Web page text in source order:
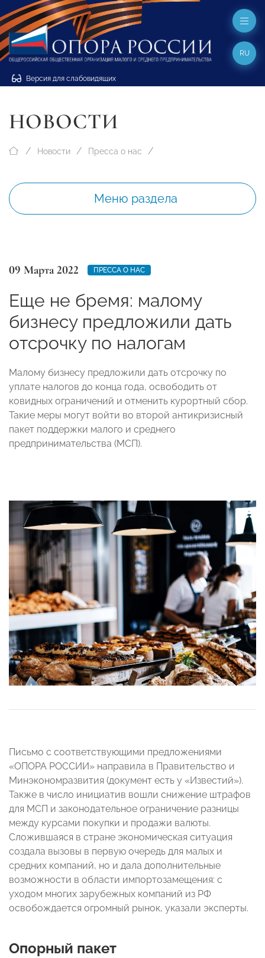
Версия для слабовидящих
RU
НОВОСТИ
Новости Пресса о нас
Меню раздела
09 Марта 2022 ПРЕССА О НАС
Еще не бремя: малому
бизнесу предложили дать
отсрочку по налогам
Малому бизнесу предложили дать отсрочку по
уплате налогов до конца года, освободить от
ковидных ограничений и отменить курортный сбор.
Такие меры могут войти во второй антикризисный
пакет поддержки малого и среднего
предпринимательства (МСП).
Письмо с соответствующими предложениями
«ОПОРА РОССИИ» направила в Правительство и
Минэкономразвития (документ есть у «Известий»).
Также в число инициатив вошли снижение штрафов
для МСП и законодательное ограничение разницы
между курсами покупки и продажи валюты.
Сложившаяся в стране экономическая ситуация
создала вызовы в первую очередь для малых и
средних компаний, но и дала дополнительные
возможности в области импортозамещения: с
уходом многих зарубежных компаний из РФ
освобождается огромный рынок, указали эксперты.
Опорный пакет